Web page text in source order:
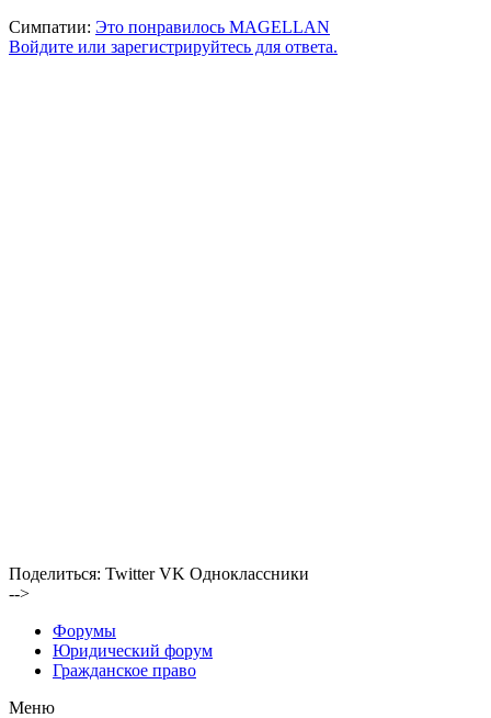
Симпатии: Это понравилось MAGELLAN
Войдите или зарегистрируйтесь для ответа.
Поделиться: Twitter VK Одноклассники
-->
Форумы
Юридический форум
Гражданское право
Меню